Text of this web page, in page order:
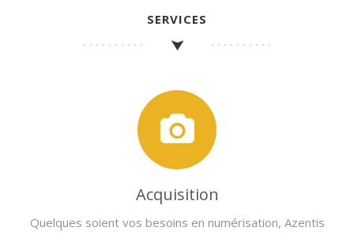
SERVICES
Acquisition
Quelques soient vos besoins en numérisation, Azentis